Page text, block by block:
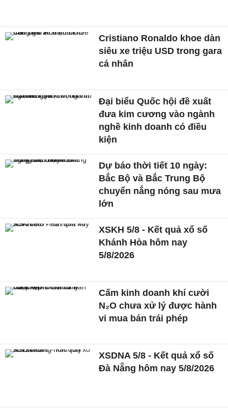
Cristiano Ronaldo khoe dàn
siêu xe triệu USD trong gara
cá nhân
Đại biểu Quốc hội đề xuất
đưa kim cương vào ngành
nghề kinh doanh có điều
kiện
Dự báo thời tiết 10 ngày:
Bắc Bộ và Bắc Trung Bộ
chuyển nắng nóng sau mưa
lớn
XSKH 5/8 - Kết quả xổ số
Khánh Hòa hôm nay
5/8/2026
Cấm kinh doanh khí cười
N₂O chưa xử lý được hành
vi mua bán trái phép
XSDNA 5/8 - Kết quả xổ số
Đà Nẵng hôm nay 5/8/2026